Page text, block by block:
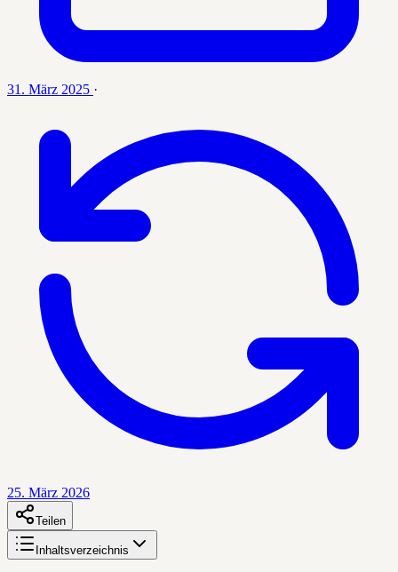
31. März 2025 ·
25. März 2026
Teilen
Inhaltsverzeichnis